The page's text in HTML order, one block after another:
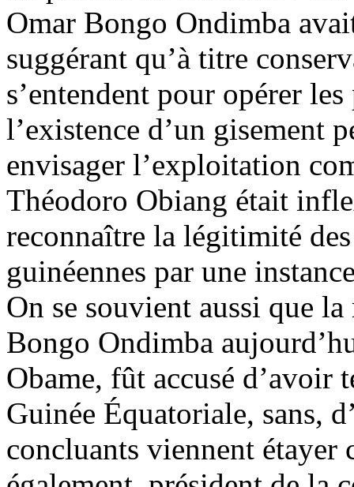
Omar Bongo Ondimba
suggérant qu’à titre
s’entendent pour opérer
l’existence d’un gisement
envisager l’exploitation
Théodoro Obiang était
reconnaître la légitimité
guinéennes par une
On se souvient aussi que
Bongo Ondimba
Obame, fût accusé d’avoir
Guinée Équatoriale, sans,
concluants viennent étayer